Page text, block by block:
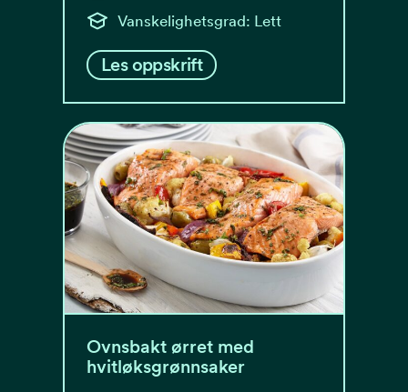
Vanskelighetsgrad: Lett
Les oppskrift
Ovnsbakt ørret med
hvitløksgrønnsaker